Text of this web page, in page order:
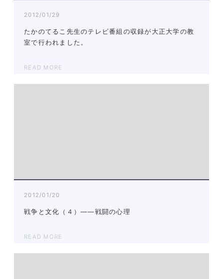
2012/01/29
たかのてるこ先生のテレビ番組の収録が大正大学の教
室で行われました。
READ MORE
2012/01/20
戦争と文化（４）――戦闘の心理
READ MORE